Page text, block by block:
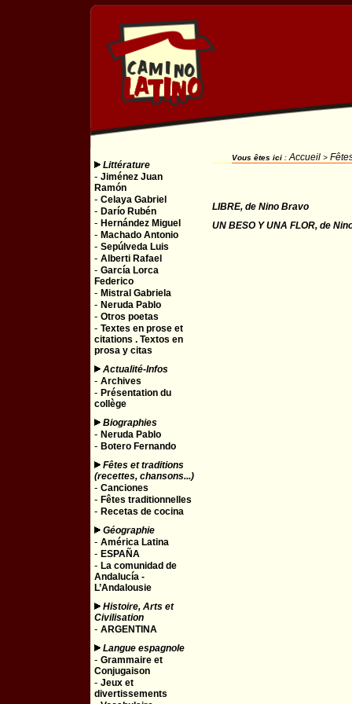
Littérature
- Jiménez Juan
Ramón
- Celaya Gabriel
- Darío Rubén
- Hernández Miguel
- Machado Antonio
- Sepúlveda Luis
- Alberti Rafael
- García Lorca
Federico
- Mistral Gabriela
- Neruda Pablo
- Otros poetas
- Textes en prose et
citations . Textos en
prosa y citas
Actualité-Infos
- Archives
- Présentation du
collège
Biographies
- Neruda Pablo
- Botero Fernando
Fêtes et traditions
(recettes, chansons...)
- Canciones
- Fêtes traditionnelles
- Recetas de cocina
Géographie
- América Latina
- ESPAÑA
- La comunidad de
Andalucía -
L’Andalousie
Histoire, Arts et
Civilisation
- ARGENTINA
Langue espagnole
- Grammaire et
Conjugaison
- Jeux et
divertissements
Vous êtes ici : Accueil >
LIBRE, de Nino Bravo
UN BESO Y UNA FLOR, de